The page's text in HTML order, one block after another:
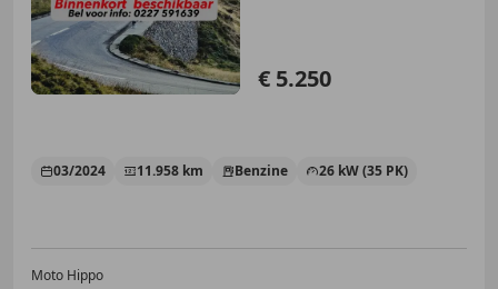
€ 5.250
03/2024 11.958 km Benzine 26 kW (35 PK)
Moto Hippo